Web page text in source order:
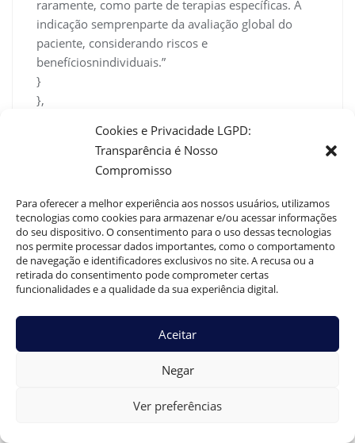
Cookies e Privacidade LGPD:
Transparência é Nosso
Compromisso
Para oferecer a melhor experiência aos nossos usuários, utilizamos
tecnologias como cookies para armazenar e/ou acessar informações
do seu dispositivo. O consentimento para o uso dessas tecnologias
nos permite processar dados importantes, como o comportamento
de navegação e identificadores exclusivos no site. A recusa ou a
retirada do consentimento pode comprometer certas
funcionalidades e a qualidade da sua experiência digital.
Aceitar
Negar
Ver preferências
raramente, como parte de terapias específicas. A
indicação semprenparte da avaliação global do
paciente, considerando riscos e
benefíciosnindividuais.”
}
},
“@type”: “Question”,
“name”: “Quanto custa a reposição de
testosterona?”,
“acceptedAnswer”: {
“@type”: “Answer”,
“text”: “O valor da reposição pode variar bastante,
dependendo da forma de uso (injeção,ngel,
implante), da marca dos medicamentos, da
frequência e da necessidade denexames
custo do medicamento,nmas o acompanhamento
especializado. No Site Dr. Guilherme Braga, o
orçamento éntransparente, detalhado e
paciente,nproporcionando segurança e